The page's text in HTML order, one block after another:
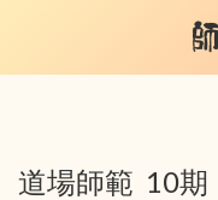
道場師範 10期